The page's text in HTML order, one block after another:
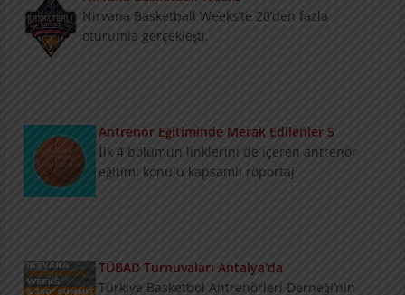
Nirvana Basketball Weeks’te 20’den fazla
oturumla gerçekleşti.
Antrenör Eğitiminde Merak Edilenler 5
İlk 4 bölümün linklerini de içeren antrenör
eğitimi konulu kapsamlı röportaj
TÜBAD Turnuvaları Antalya'da
Türkiye Basketbol Antrenörleri Derneği’nin